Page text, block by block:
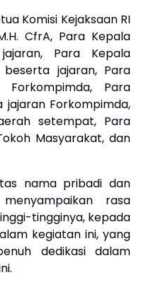
Komisi Kejaksaan RI
CfrA, Para Kepala
Para Kepala
jajaran, Para
Para
Forkompimda,
setempat, Para
Masyarakat, dan
nama pribadi dan
rasa
tingginya, kepada
kegiatan ini, yang
dedikasi dalam